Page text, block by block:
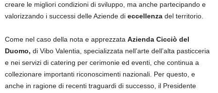
creare le migliori condizioni di sviluppo, ma anche partecipando e
valorizzando i successi delle Aziende di eccellenza del territorio.
Come nel caso della nota e apprezzata Azienda Cicciò del
Duomo, di Vibo Valentia, specializzata nell’arte dell’alta pasticceria
e nei servizi di catering per cerimonie ed eventi, che continua a
collezionare importanti riconoscimenti nazionali. Per questo, e
anche in ragione di recenti traguardi di successo, il Presidente